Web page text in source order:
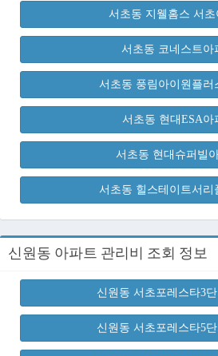
서초동 지웰홈스 서초
서초동 코네스트아
서초동 풍림아이원플러
서초동 현대ESA아
서초동 현대슈퍼빌
서초동 힐스테이트서리
신원동 아파트 관리비 조회 정보
신원동 서초포레스타3
신원동 서초포레스타5